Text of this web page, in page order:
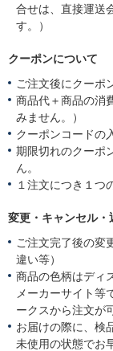
合せは、直接運送
す。）
クーポンについて
ご注文後にクーポ
商品代＋商品の消
みません。）
クーポンコードの
期限切れのクーポ
ん。
１注文につき１つ
変更・キャンセル・
ご注文完了後の変
違い等）
商品の色柄はディ
メーカーサイト等
ークスから注文が
お届けの際に、検
未使用の状態でお